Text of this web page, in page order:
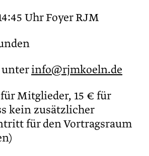
Uhr Foyer RJM
unterinfo@rjmkoeln.de
Mitglieder, 15 € für
kein zusätzlicher
für den Vortragsraum